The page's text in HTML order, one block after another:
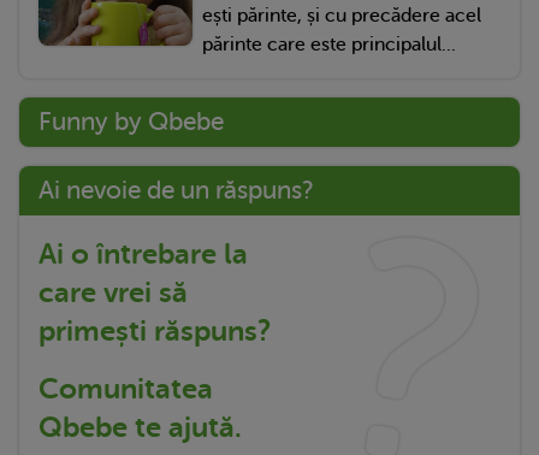
ești părinte, și cu precădere acel
părinte care este principalul...
Funny by Qbebe
Ai nevoie de un răspuns?
Ai o întrebare la
care vrei să
primești răspuns?
Comunitatea
Qbebe te ajută.